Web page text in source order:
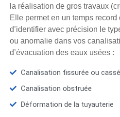
la réalisation de gros travaux
Elle permet en un temps
d’identifier avec précision le
ou anomalie dans vos
d’évacuation des eaux usées :
Canalisation fissurée ou
Canalisation obstruée
Déformation de la tuyauterie